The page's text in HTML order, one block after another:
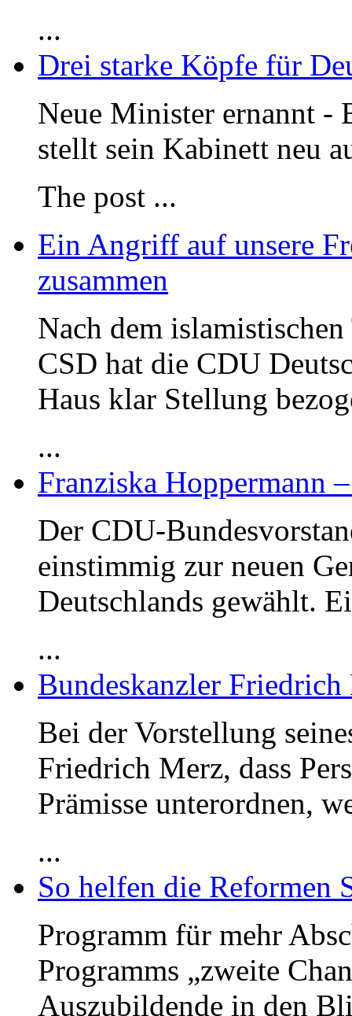
...
Drei starke Köpfe für
Neue Minister ernannt -
stellt sein Kabinett neu
The post ...
Ein Angriff auf unsere
zusammen
Nach dem
CSD hat die CDU
Haus klar Stellung
...
Franziska Hoppermann
Der CDU-
einstimmig zur neuen
Deutschlands gewählt.
...
Bundeskanzler
Bei der Vorstellung
Friedrich Merz, dass
Prämisse unterordnen,
...
So helfen die Reformen
Programm für mehr
Programms „zweite
Auszubildende in den